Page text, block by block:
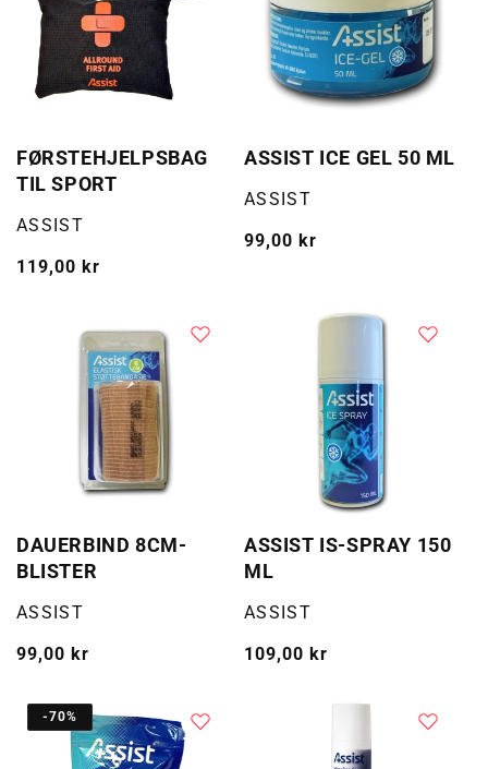
FØRSTEHJELPSBAG
TIL SPORT
Selger:
ASSIST
Vanlig
119,00 kr
ASSIST ICE GEL 50 ML
Selger:
ASSIST
Vanlig
99,00 kr
DAUERBIND 8CM-
BLISTER
Selger:
ASSIST
Vanlig
99,00 kr
ASSIST IS-SPRAY 150
ML
Selger:
ASSIST
Vanlig
109,00 kr
-70%